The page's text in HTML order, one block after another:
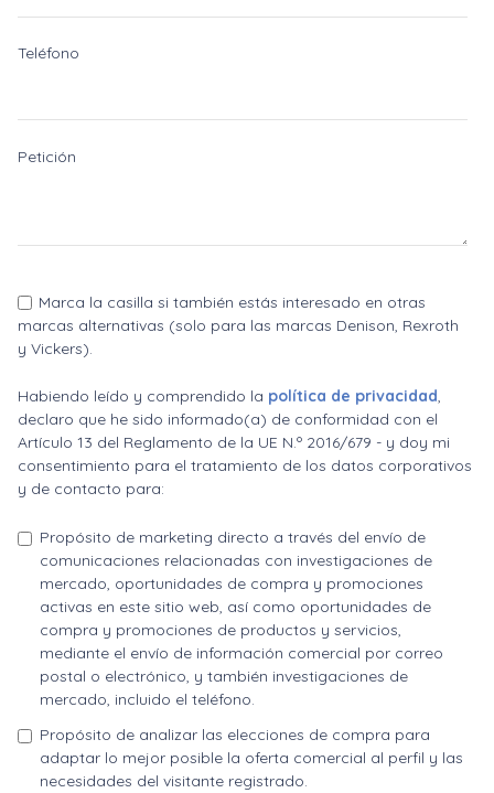
Teléfono
Petición
Marca la casilla si también estás interesado en otras
marcas alternativas (solo para las marcas Denison, Rexroth
y Vickers).
Habiendo leído y comprendido la política de privacidad,
declaro que he sido informado(a) de conformidad con el
Artículo 13 del Reglamento de la UE N.º 2016/679 - y doy mi
consentimiento para el tratamiento de los datos corporativos
y de contacto para:
Propósito de marketing directo a través del envío de
comunicaciones relacionadas con investigaciones de
mercado, oportunidades de compra y promociones
activas en este sitio web, así como oportunidades de
compra y promociones de productos y servicios,
mediante el envío de información comercial por correo
postal o electrónico, y también investigaciones de
mercado, incluido el teléfono.
Propósito de analizar las elecciones de compra para
adaptar lo mejor posible la oferta comercial al perfil y las
necesidades del visitante registrado.